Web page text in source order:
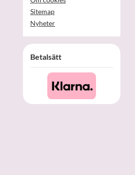
Sitemap
Nyheter
Betalsätt